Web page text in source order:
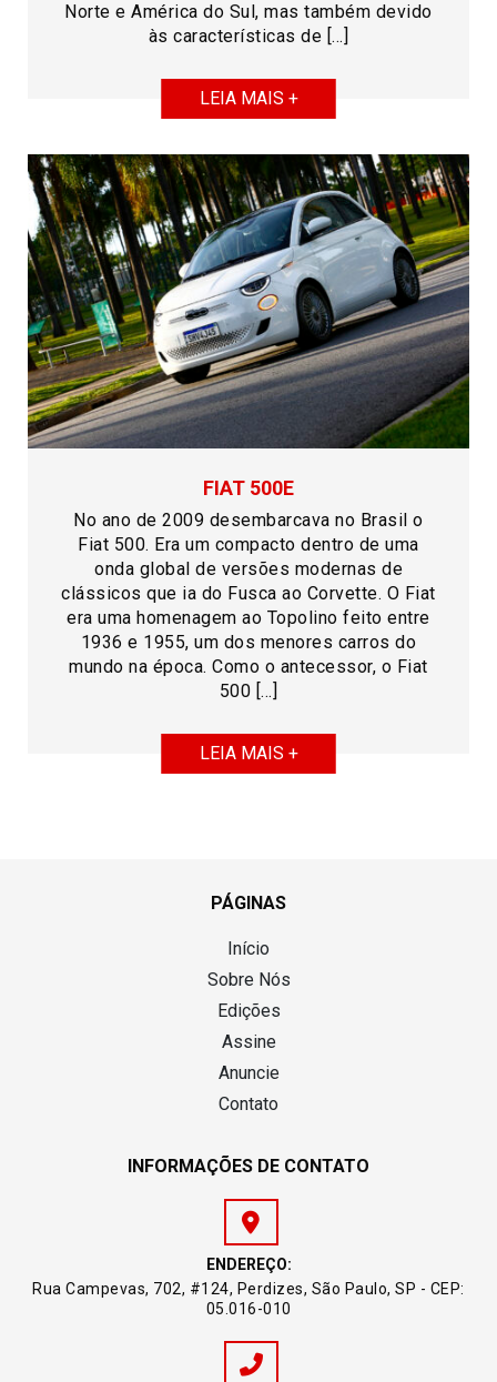
Norte e América do Sul, mas também devido
às características de […]
LEIA MAIS +
FIAT 500E
No ano de 2009 desembarcava no Brasil o
Fiat 500. Era um compacto dentro de uma
onda global de versões modernas de
clássicos que ia do Fusca ao Corvette. O Fiat
era uma homenagem ao Topolino feito entre
1936 e 1955, um dos menores carros do
mundo na época. Como o antecessor, o Fiat
500 […]
LEIA MAIS +
PÁGINAS
Início
Sobre Nós
Edições
Assine
Anuncie
Contato
INFORMAÇÕES DE CONTATO
ENDEREÇO:
Rua Campevas, 702, #124, Perdizes, São Paulo, SP - CEP:
05.016-010